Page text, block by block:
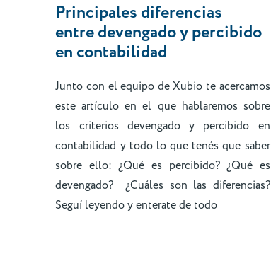
Principales diferencias
entre devengado y percibido
en contabilidad
Junto con el equipo de Xubio te acercamos
este artículo en el que hablaremos sobre
los criterios devengado y percibido en
contabilidad y todo lo que tenés que saber
sobre ello: ¿Qué es percibido? ¿Qué es
devengado? ¿Cuáles son las diferencias?
Seguí leyendo y enterate de todo